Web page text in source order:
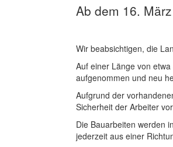
Ab dem 16.
Wir beabsichtigen, die
Auf einer Länge von
aufgenommen und neu
Aufgrund der
Sicherheit der Arbeiter
Die Bauarbeiten werden
jederzeit aus einer